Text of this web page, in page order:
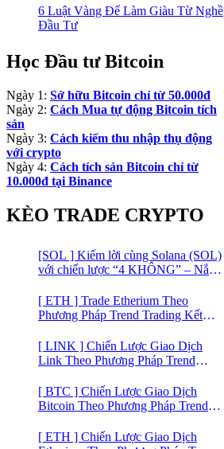
6 Luật Vàng Để Làm Giàu Từ Nghề
Đầu Tư
Học Đầu tư Bitcoin
Ngày 1: Sở hữu Bitcoin chỉ từ 50.000đ
Ngày 2: Cách Mua tự động Bitcoin tích
sản
Ngày 3: Cách kiếm thu nhập thụ động
với crypto
Ngày 4: Cách tích sản Bitcoin chỉ từ
10.000đ tại Binance
KÈO TRADE CRYPTO
[SOL ] Kiếm lời cùng Solana (SOL)
với chiến lược “4 KHÔNG” – Nắm
lý
[ ETH ] Trade Etherium Theo
Phương Pháp Trend Trading Kết
[ LINK ] Chiến Lược Giao Dịch
Link Theo Phương Pháp Trend
[ BTC ] Chiến Lược Giao Dịch
Bitcoin Theo Phương Pháp Trend
[ ETH ] Chiến Lược Giao Dịch